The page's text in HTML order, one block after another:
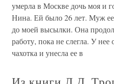
умерла в Москве дочь моя и
Нина. Ей было 26 лет. Муж ее
до моей высылки. Она
работу, пока не слегла. У нее
чахотка и унесла ее в